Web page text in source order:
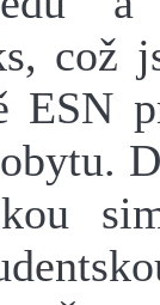
což
ESN